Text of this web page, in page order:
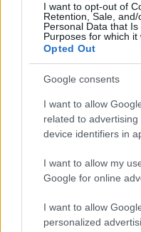
I want to opt-out of
Retention, Sale,
Personal Data that
Purposes for which it
Opted Out
Google consents
I want to allow
related to
device identifiers in
I want to allow my
Google for online
I want to allow
personalized
più l’invio di armi in
cadere il governo,
linea ormai
Nicolaporro.it è anche
cliccare quiper